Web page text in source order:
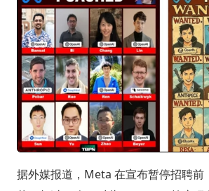
据外媒报道，Meta 在宣布暂停招聘前